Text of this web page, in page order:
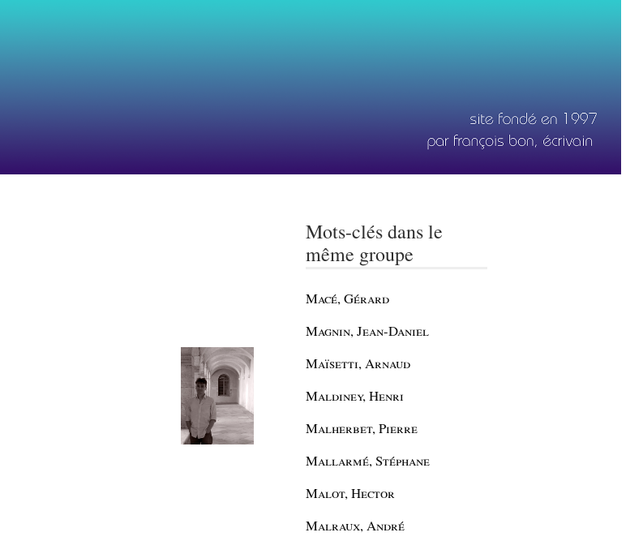
Mots-clés dans le
même groupe
Macé, Gérard
Magnin, Jean-Daniel
Maïsetti, Arnaud
Maldiney, Henri
Malherbet, Pierre
Mallarmé, Stéphane
Malot, Hector
Malraux, André